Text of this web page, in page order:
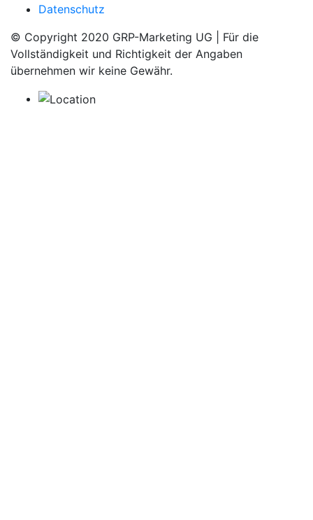
Datenschutz
© Copyright 2020 GRP-Marketing UG | Für die
Vollständigkeit und Richtigkeit der Angaben
übernehmen wir keine Gewähr.